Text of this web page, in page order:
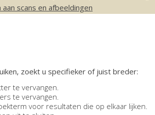
scans en afbeeldingen
zoekt u specifieker of juist breder:
te vervangen.
te vervangen.
voor resultaten die op elkaar lijken.